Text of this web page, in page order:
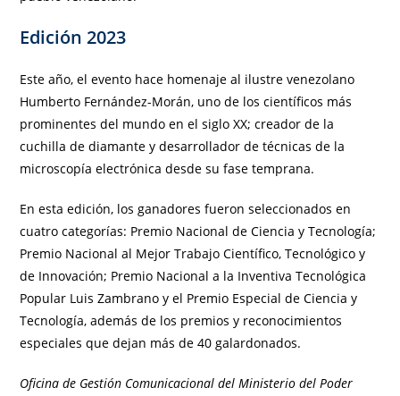
Edición 2023
Este año, el evento hace homenaje al ilustre venezolano
Humberto Fernández-Morán, uno de los científicos más
prominentes del mundo en el siglo XX; creador de la
cuchilla de diamante y desarrollador de técnicas de la
microscopía electrónica desde su fase temprana.
En esta edición, los ganadores fueron seleccionados en
cuatro categorías: Premio Nacional de Ciencia y Tecnología;
Premio Nacional al Mejor Trabajo Científico, Tecnológico y
de Innovación; Premio Nacional a la Inventiva Tecnológica
Popular Luis Zambrano y el Premio Especial de Ciencia y
Tecnología, además de los premios y reconocimientos
especiales que dejan más de 40 galardonados.
Oficina de Gestión Comunicacional del Ministerio del Poder